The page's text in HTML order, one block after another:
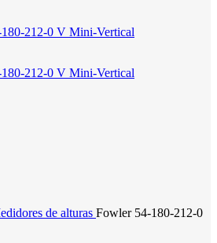
de alturas Fowler 54-180-212-0